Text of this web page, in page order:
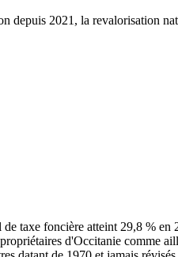
2021, la revalorisation
taxe foncière atteint 29,8 %
d'Occitanie comme